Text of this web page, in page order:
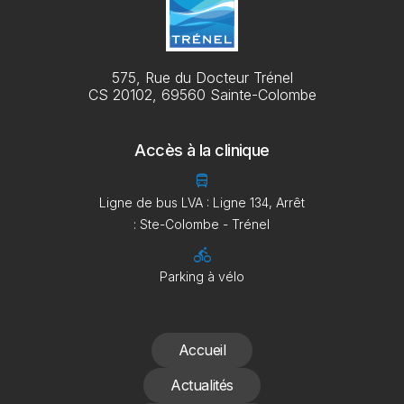
575, Rue du Docteur Trénel
CS 20102, 69560 Sainte-Colombe
Accès à la clinique
directions_bus
Ligne de bus LVA : Ligne 134, Arrêt
: Ste-Colombe - Trénel
directions_bike
Parking à vélo
Accueil
Actualités